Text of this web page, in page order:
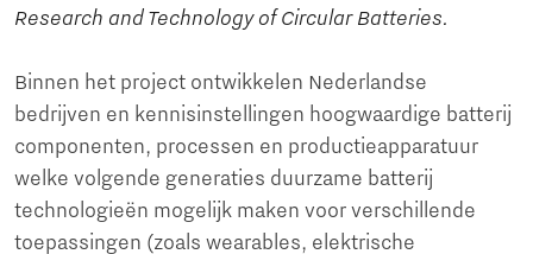
Research and Technology of Circular Batteries.
Binnen het project ontwikkelen Nederlandse
bedrijven en kennisinstellingen hoogwaardige batterij
componenten, processen en productieapparatuur
welke volgende generaties duurzame batterij
technologieën mogelijk maken voor verschillende
toepassingen (zoals wearables, elektrische